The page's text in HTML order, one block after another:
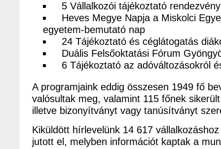
5 Vállalkozói tájékoztató rendezvény
Heves Megye Napja a Miskolci
egyetem-bemutató nap
24 Tájékoztató és céglátogatás
Duális Felsőoktatási Fórum
6 Tájékoztató az adóváltozásokról
A programjaink eddig összesen 1949 fő
valósultak meg, valamint 115 főnek
illetve bizonyítványt vagy tanúsítványt
Kiküldött hírlevelünk 14 617
jutott el, melyben információt kaptak a